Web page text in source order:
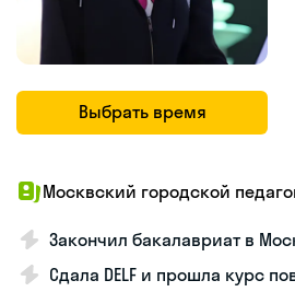
Выбрать время
Москвский городской
Закончил бакалавриат в
Сдала DELF и прошла курс